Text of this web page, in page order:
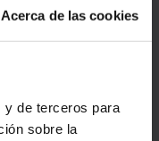
Acerca de las cookies
y de terceros para
sobre la